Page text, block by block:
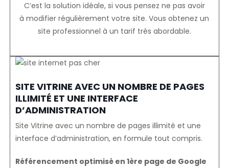
C’est la solution idéale, si vous pensez ne pas avoir
à modifier régulièrement votre site. Vous obtenez un
site professionnel à un tarif très abordable.
SITE VITRINE AVEC UN NOMBRE DE PAGES
ILLIMITÉ ET UNE INTERFACE
D’ADMINISTRATION
Site Vitrine avec un nombre de pages illimité et une
interface d’administration, en formule tout compris.
Référencement optimisé en 1ère page de Google